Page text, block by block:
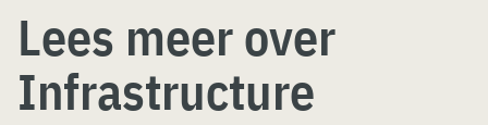
Lees meer over
Infrastructure